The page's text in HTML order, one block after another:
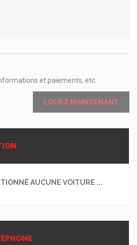
et paiements, etc.
LOUEZ MAINTENANT
AUCUNE VOITURE ...